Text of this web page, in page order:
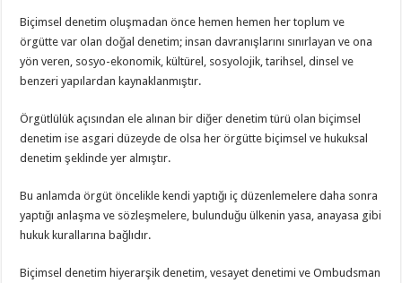
Biçimsel denetim oluşmadan önce hemen hemen her toplum ve
örgütte var olan doğal denetim; insan davranışlarını sınırlayan ve ona
yön veren, sosyo-ekonomik, kültürel, sosyolojik, tarihsel, dinsel ve
benzeri yapılardan kaynaklanmıştır.
Örgütlülük açısından ele alınan bir diğer denetim türü olan biçimsel
denetim ise asgari düzeyde de olsa her örgütte biçimsel ve hukuksal
denetim şeklinde yer almıştır.
Bu anlamda örgüt öncelikle kendi yaptığı iç düzenlemelere daha sonra
yaptığı anlaşma ve sözleşmelere, bulunduğu ülkenin yasa, anayasa gibi
hukuk kurallarına bağlıdır.
Biçimsel denetim hiyerarşik denetim, vesayet denetimi ve Ombudsman